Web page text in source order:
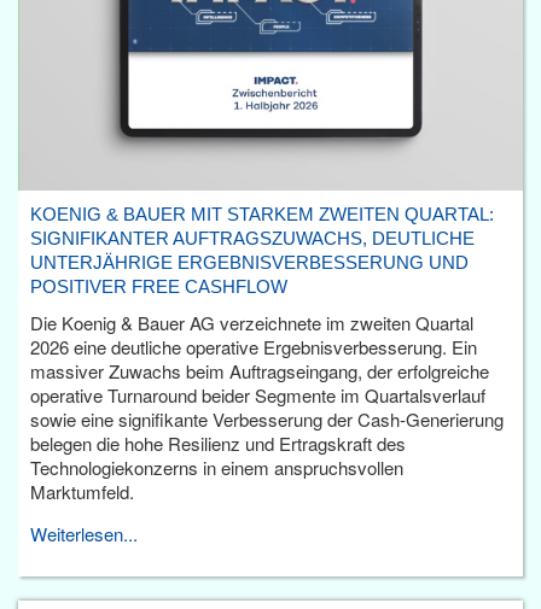
KOENIG & BAUER MIT STARKEM ZWEITEN QUARTAL:
SIGNIFIKANTER AUFTRAGSZUWACHS, DEUTLICHE
UNTERJÄHRIGE ERGEBNISVERBESSERUNG UND
POSITIVER FREE CASHFLOW
Die Koenig & Bauer AG verzeichnete im zweiten Quartal
2026 eine deutliche operative Ergebnisverbesserung. Ein
massiver Zuwachs beim Auftragseingang, der erfolgreiche
operative Turnaround beider Segmente im Quartalsverlauf
sowie eine signifikante Verbesserung der Cash-Generierung
belegen die hohe Resilienz und Ertragskraft des
Technologiekonzerns in einem anspruchsvollen
Marktumfeld.
Weiterlesen...